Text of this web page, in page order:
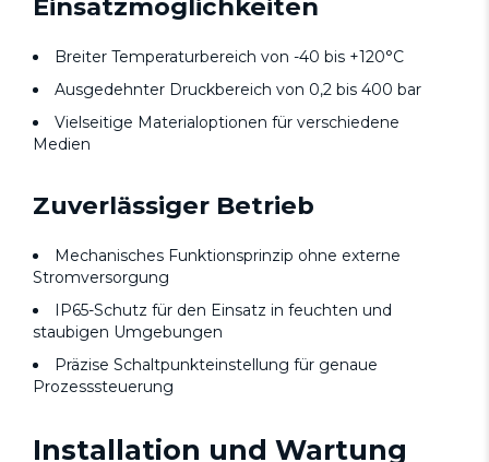
Einsatzmöglichkeiten
Breiter Temperaturbereich von -40 bis +120°C
Ausgedehnter Druckbereich von 0,2 bis 400 bar
Vielseitige Materialoptionen für verschiedene
Medien
Zuverlässiger Betrieb
Mechanisches Funktionsprinzip ohne externe
Stromversorgung
IP65-Schutz für den Einsatz in feuchten und
staubigen Umgebungen
Präzise Schaltpunkteinstellung für genaue
Prozesssteuerung
Installation und Wartung